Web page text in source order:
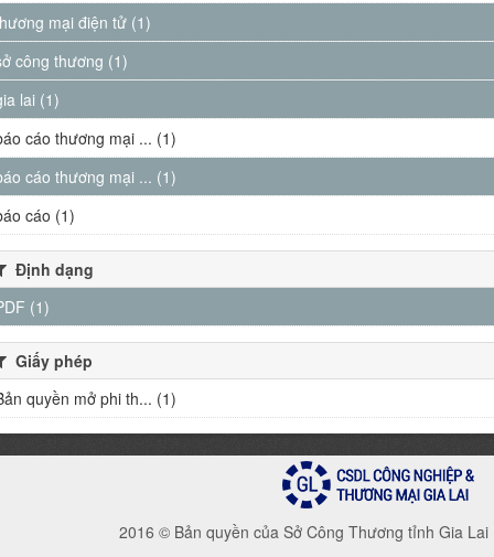
mại điện tử (1)
công thương (1)
lai (1)
cáo thương mại ... (1)
cáo thương mại ... (1)
cáo (1)
Định dạng
(1)
Giấy phép
quyền mở phi th... (1)
2016 © Bản quyền của Sở Công Thương tỉnh Gia Lai